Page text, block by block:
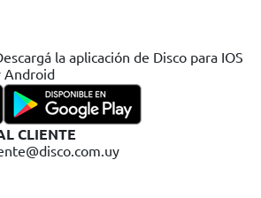
la aplicación de Disco para IOS
Android
CLIENTE